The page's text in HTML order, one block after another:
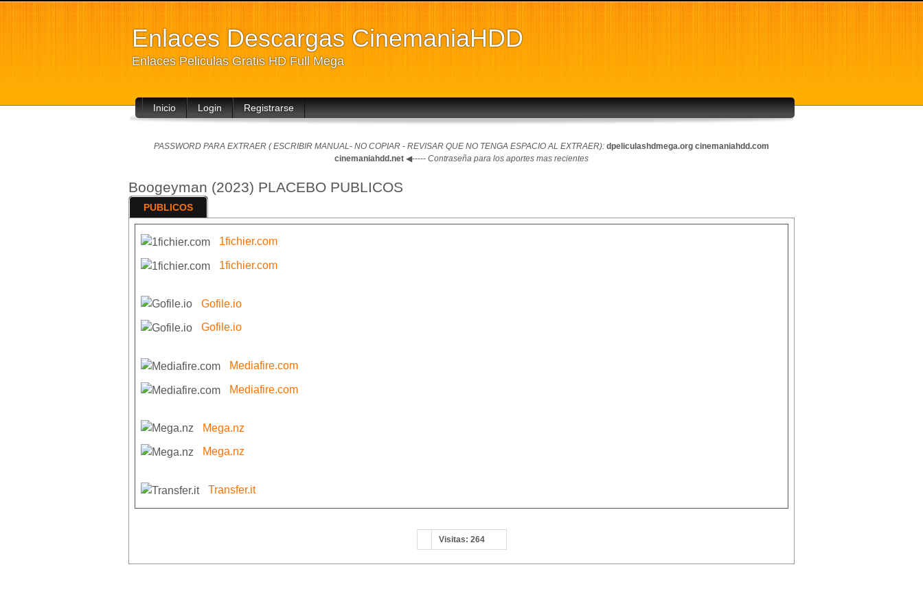
Enlaces Descargas CinemaniaHDD
Enlaces Peliculas Gratis HD Full Mega
Inicio Login Registrarse
PASSWORD PARA EXTRAER ( ESCRIBIR MANUAL- NO COPIAR - REVISAR QUE NO TENGA ESPACIO AL EXTRAER): dpeliculashdmega.org cinemaniahdd.com
cinemaniahdd.net ◀----- Contraseña para los aportes mas recientes
Boogeyman (2023) PLACEBO PUBLICOS
PUBLICOS
1fichier.com
1fichier.com
Gofile.io
Gofile.io
Mediafire.com
Mediafire.com
Mega.nz
Mega.nz
Transfer.it
Visitas: 264